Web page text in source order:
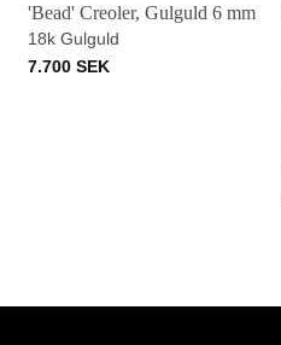
'Bead' Creoler, Gulguld 6 mm
18k Gulguld
7.700SEK